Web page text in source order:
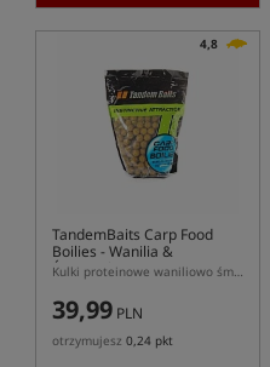
4,8
TandemBaits Carp Food
Boilies - Wanilia &
Śmietanka
Kulki proteinowe waniliowo śmietankowe
39,99 PLN
otrzymujesz 0,24 pkt